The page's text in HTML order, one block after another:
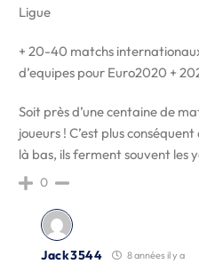
Ligue
+ 20-40 matchs
d’equipes pour Euro2020 +
Soit près d’une centaine de
joueurs ! C’est plus
là bas, ils ferment souvent les
0
Jack3544 8 années il y a